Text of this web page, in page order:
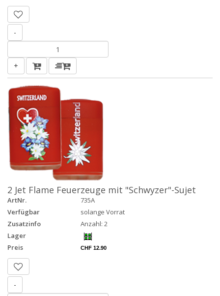
-
+
2 Jet Flame Feuerzeuge mit "Schwyzer"-Sujet
ArtNr.
735A
Verfügbar
solange Vorrat
Zusatzinfo
Anzahl: 2
Lager
Preis
CHF 12.90
-